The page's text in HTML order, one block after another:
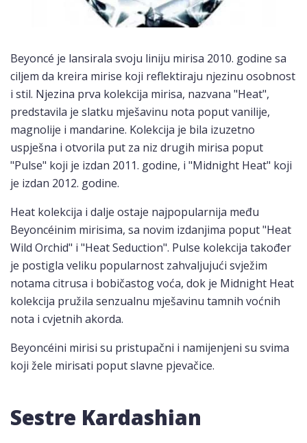
Beyoncé je lansirala svoju liniju mirisa 2010. godine sa
ciljem da kreira mirise koji reflektiraju njezinu osobnost
i stil. Njezina prva kolekcija mirisa, nazvana "Heat",
predstavila je slatku mješavinu nota poput vanilije,
magnolije i mandarine. Kolekcija je bila izuzetno
uspješna i otvorila put za niz drugih mirisa poput
"Pulse" koji je izdan 2011. godine, i "Midnight Heat" koji
je izdan 2012. godine.
Heat kolekcija i dalje ostaje najpopularnija među
Beyoncéinim mirisima, sa novim izdanjima poput "Heat
Wild Orchid" i "Heat Seduction". Pulse kolekcija također
je postigla veliku popularnost zahvaljujući svježim
notama citrusa i bobičastog voća, dok je Midnight Heat
kolekcija pružila senzualnu mješavinu tamnih voćnih
nota i cvjetnih akorda.
Beyoncéini mirisi su pristupačni i namijenjeni su svima
koji žele mirisati poput slavne pjevačice.
Sestre Kardashian